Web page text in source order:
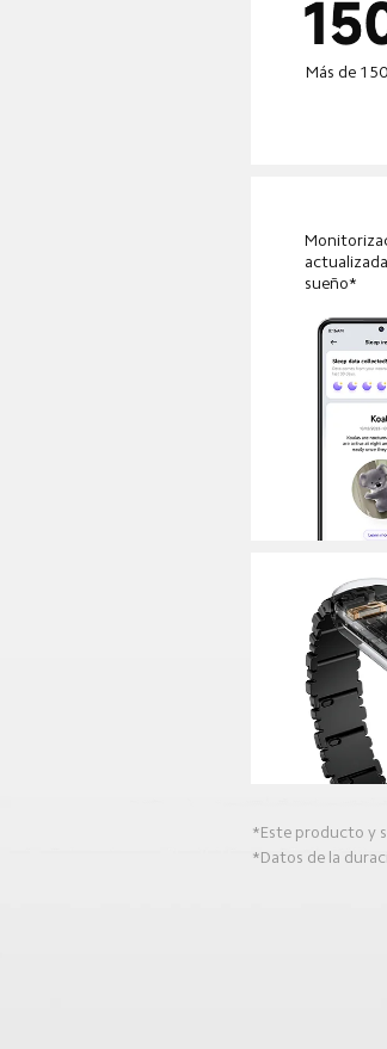
Más de
sueño*
*Este producto y
*Datos de la